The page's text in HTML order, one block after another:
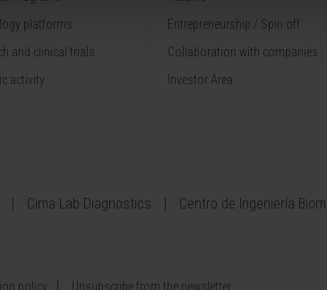
platforms
and clinical trials
activity
Entrepreneurship / Spin off
Collaboration with companies
Investor Area
Cima Lab Diagnostics Centro de Ingeniería
policy Unsubscribe from the newsletter